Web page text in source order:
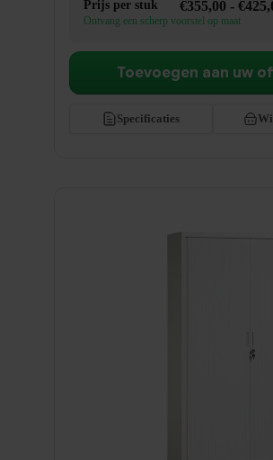
Prijs per stuk €355,00 - €
Ontvang een scherp voorstel op maat
Specificaties
Toevoegen aan uw